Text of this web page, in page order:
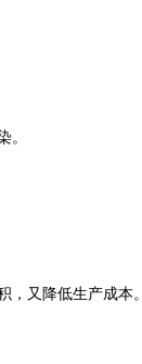
。
又降低生产成本。